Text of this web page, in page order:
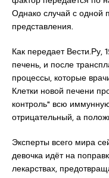
Однако случай с одной
представления.
Как передает Вести.Ру,
печень, и после
процессы, которые
Клетки новой печени
контроль" всю
отрицательный, а
Эксперты всего мира
девочка идёт на
лекарствах,